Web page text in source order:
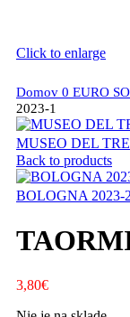
Click to enlarge
Domov 0 EURO
2023-1
MUSEO DEL
Back to products
BOLOGNA 2023-2
3,80€